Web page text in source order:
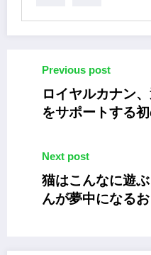
Previous post
ロイヤルカナン
をサポートする
Next post
猫はこんなに遊
んが夢中になる